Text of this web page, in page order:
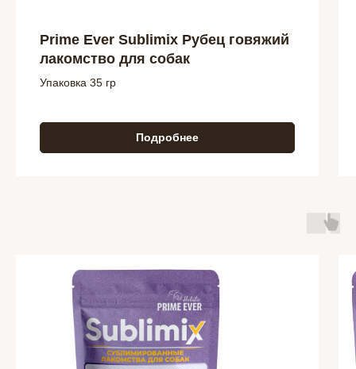
Prime Ever Sublimix Рубец говяжий
лакомство для собак
Упаковка 35 гр
Подробнее